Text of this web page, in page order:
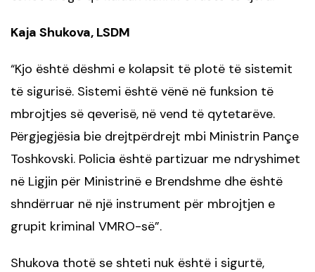
Kaja Shukova, LSDM
“Kjo është dëshmi e kolapsit të plotë të sistemit
të sigurisë. Sistemi është vënë në funksion të
mbrojtjes së qeverisë, në vend të qytetarëve.
Përgjegjësia bie drejtpërdrejt mbi Ministrin Pançe
Toshkovski. Policia është partizuar me ndryshimet
në Ligjin për Ministrinë e Brendshme dhe është
shndërruar në një instrument për mbrojtjen e
grupit kriminal VMRO-së”.
Shukova thotë se shteti nuk është i sigurtë,